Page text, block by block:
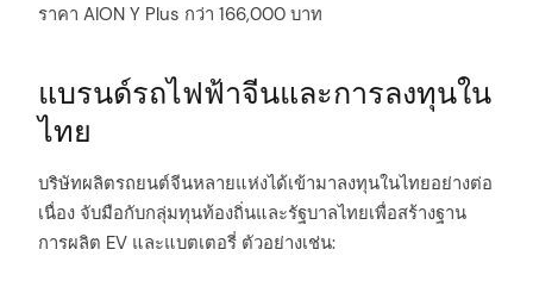
ราคา AION Y Plus กว่า 166,000 บาท
แบรนด์รถไฟฟ้าจีนและการลงทุนใน
ไทย
บริษัทผลิตรถยนต์จีนหลายแห่งได้เข้ามาลงทุนในไทยอย่างต่อ
เนื่อง จับมือกับกลุ่มทุนท้องถิ่นและรัฐบาลไทยเพื่อสร้างฐาน
การผลิต EV และแบตเตอรี่ ตัวอย่างเช่น: